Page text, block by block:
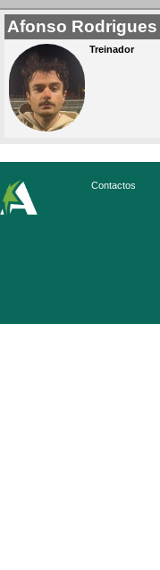
Afonso Rodrigues
Treinador
Contactos